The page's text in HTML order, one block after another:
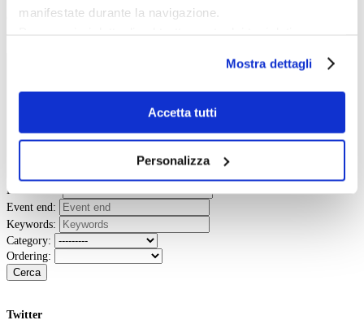
manifestate durante la navigazione.
scelte privacy sui cookie, ti invitiamo a prendere visione
dell’informativa cookie.
Chiudendo il banner tramite la “X” prosegui la
navigazione senza alcuna profilazione e con installazione
il tuo consenso alla profilazione che potrai revocare in
Mostra dettagli
Accetta tutti
Personalizza
Calendario
Event start:
Event end:
Keywords:
Category:
Ordering:
Cerca
Twitter